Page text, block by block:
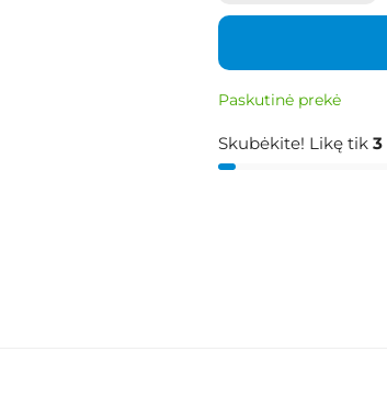
Paskutinė prekė
Skubėkite! Likę tik 3